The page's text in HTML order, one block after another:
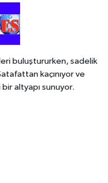
buluştururken, sadelik
kaçınıyor ve
altyapı sunuyor.